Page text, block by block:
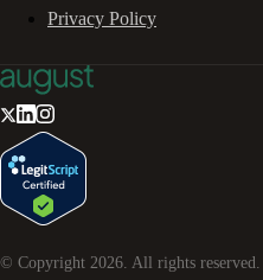
Privacy Policy
© Copyright 2026 . All rights reserved.